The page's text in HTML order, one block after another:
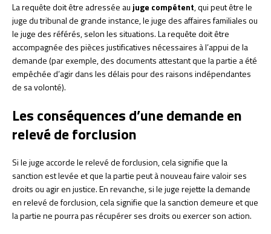
La requête doit être adressée aujuge compétent, qui peut être le
juge du tribunal de grande instance, le juge des affaires familiales ou
le juge des référés, selon les situations. La requête doit être
accompagnée des pièces justificatives nécessaires à l’appui de la
demande (par exemple, des documents attestant que la partie a été
empêchée d’agir dans les délais pour des raisons indépendantes
de sa volonté).
Les conséquences d’une demande en
relevé de forclusion
Si le juge accorde le relevé de forclusion, cela signifie que la
sanction est levée et que la partie peut à nouveau faire valoir ses
droits ou agir en justice. En revanche, si le juge rejette la demande
en relevé de forclusion, cela signifie que la sanction demeure et que
la partie ne pourra pas récupérer ses droits ou exercer son action.